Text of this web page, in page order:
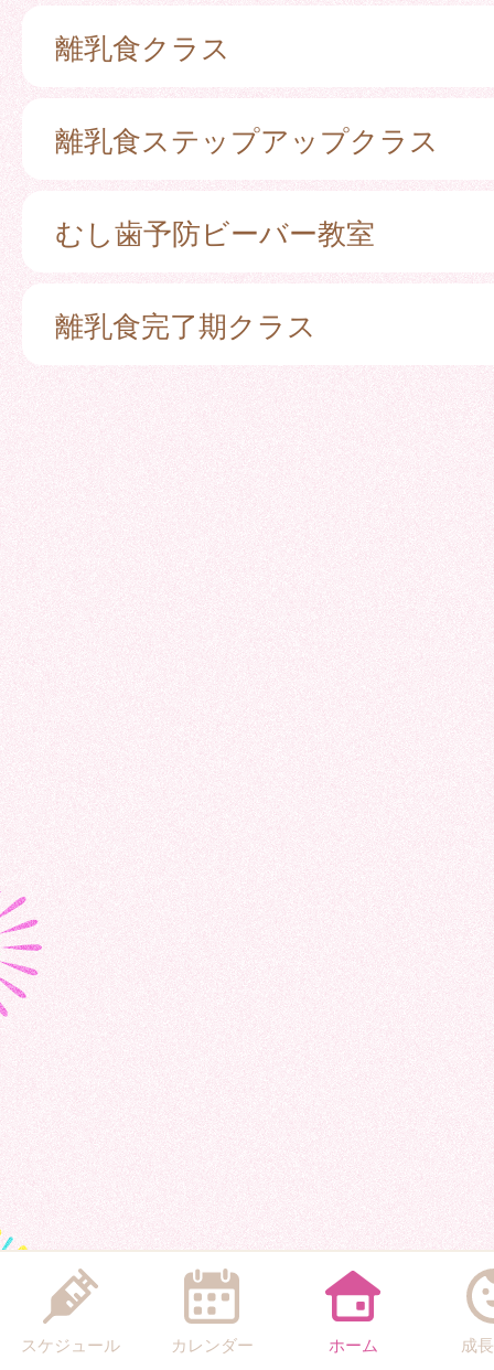
離乳食クラス
離乳食ステップアップクラス
むし歯予防ビーバー教室
離乳食完了期クラス
スケジュール カレンダー ホーム 成